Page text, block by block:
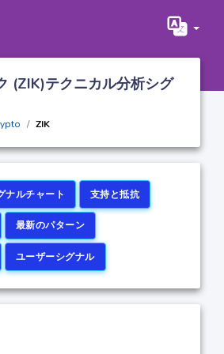
(ZIK)テクニカル分析シグ
ZIK
ナルチャート 支持と抵抗
最新のパターン
ユーザーシグナル